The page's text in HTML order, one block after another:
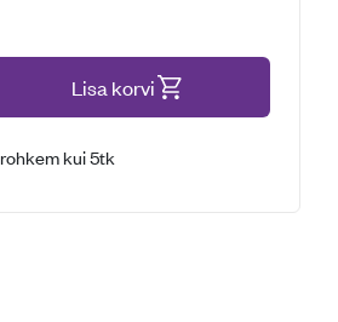
Lisa korvi
rohkem kui 5tk